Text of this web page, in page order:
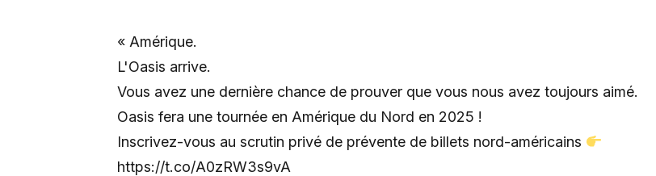
« Amérique.
L'Oasis arrive.
Vous avez une dernière chance de prouver que vous nous avez toujours aimé.
Oasis fera une tournée en Amérique du Nord en 2025 !
Inscrivez-vous au scrutin privé de prévente de billets nord-américains
https://t.co/A0zRW3s9vA